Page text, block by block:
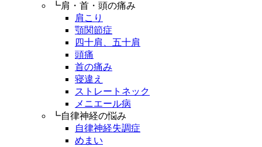
┗肩・首・頭の痛み
肩こり
顎関節症
四十肩、五十肩
頭痛
首の痛み
寝違え
ストレートネック
メニエール病
┗自律神経の悩み
自律神経失調症
めまい